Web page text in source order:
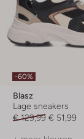
-60%
Blasz
Lage sneakers
€ 129,99 € 51,99